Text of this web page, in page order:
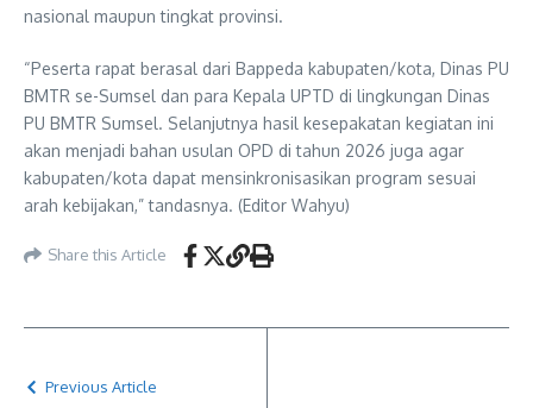
nasional maupun tingkat provinsi.
“Peserta rapat berasal dari Bappeda kabupaten/kota, Dinas PU
BMTR se-Sumsel dan para Kepala UPTD di lingkungan Dinas
PU BMTR Sumsel. Selanjutnya hasil kesepakatan kegiatan ini
akan menjadi bahan usulan OPD di tahun 2026 juga agar
kabupaten/kota dapat mensinkronisasikan program sesuai
arah kebijakan,” tandasnya. (Editor Wahyu)
Share this Article
Previous Article